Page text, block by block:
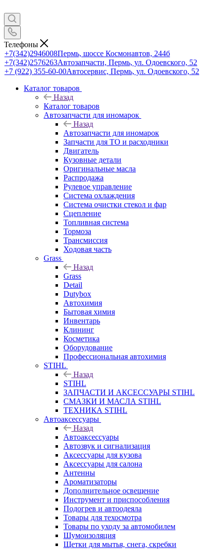
Телефоны
+7(342)2946008Пермь, шоссе Космонавтов, 244б
+7(342)2576263Автозапчасти, Пермь, ул. Одоевского, 52
+7 (922) 355-60-00Автосервис, Пермь, ул. Одоевского, 52
Каталог товаров
Назад
Каталог товаров
Автозапчасти для иномарок
Назад
Автозапчасти для иномарок
Запчасти для ТО и расходники
Двигатель
Кузовные детали
Оригинальные масла
Распродажа
Рулевое управление
Система охлаждения
Система очистки стекол и фар
Сцепление
Топливная система
Тормоза
Трансмиссия
Ходовая часть
Grass
Назад
Grass
Detail
Dutybox
Автохимия
Бытовая химия
Инвентарь
Клининг
Косметика
Оборудование
Профессиональная автохимия
STIHL
Назад
STIHL
ЗАПЧАСТИ И АКСЕССУАРЫ STIHL
СМАЗКИ И МАСЛА STIHL
ТЕХНИКА STIHL
Автоаксессуары
Назад
Автоаксессуары
Автозвук и сигнализация
Аксессуары для кузова
Аксессуары для салона
Антенны
Ароматизаторы
Дополнительное освещение
Инструмент и приспособления
Подогрев и автоодеяла
Товары для техосмотра
Товары по уходу за автомобилем
Шумоизоляция
Щетки для мытья, снега, скребки